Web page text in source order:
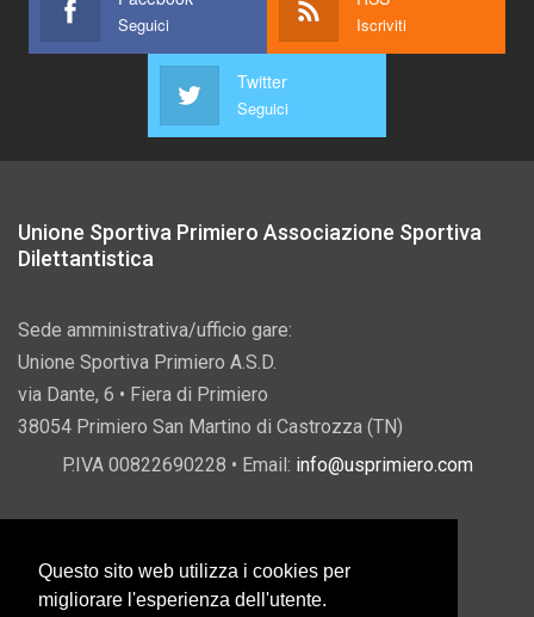
Seguici Iscriviti
Twitter
Seguici
Unione Sportiva Primiero Associazione Sportiva
Dilettantistica
Sede amministrativa/ufficio gare:
Unione Sportiva Primiero A.S.D.
via Dante, 6 • Fiera di Primiero
38054 Primiero San Martino di Castrozza (TN)
P.IVA 00822690228 • Email: info@usprimiero.com
Vantaggi da Pubblica Amministrazione
Questo sito web utilizza i cookies per
migliorare l'esperienza dell'utente.